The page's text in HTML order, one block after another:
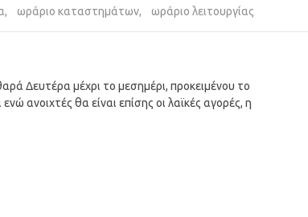
, ωράριο καταστημάτων, ωράριο λειτουργίας
Δευτέρα μέχρι το μεσημέρι, προκειμένου το
ανοιχτές θα είναι επίσης οι λαϊκές αγορές, η